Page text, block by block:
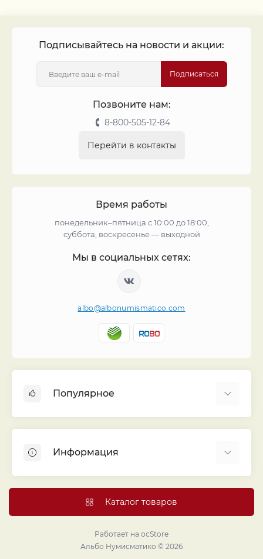
Подписывайтесь на новости и акции:
Подписаться
Позвоните нам:
8-800-505-12-84
Перейти в контакты
Время работы
понедельник–пятница с 10:00 до 18:00,
суббота, воскресенье — выходной
Мы в социальных сетях:
albo@albonumismatico.com
Популярное
Монеты
Банкноты
Листы для монет
Капсулы и холдеры
Проекты издательства
Информация
Договор публичной оферты
Политика конфиденциальности
Правовой раздел
Каталог товаров
Работает на ocStore
Альбо Нумисматико © 2026